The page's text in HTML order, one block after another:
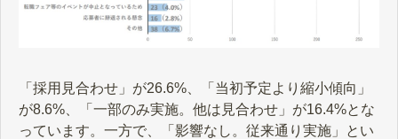
「採用見合わせ」が26.6%、「当初予定より縮小傾向」
が8.6%、「一部のみ実施。他は見合わせ」が16.4%とな
っています。一方で、「影響なし。従来通り実施」とい